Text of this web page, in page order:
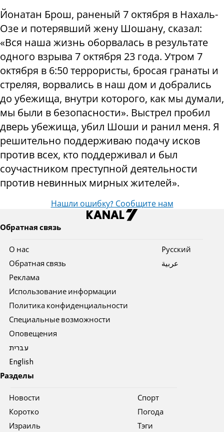
Йонатан Брош, раненый 7 октября в Нахаль-
Озе и потерявший жену Шошану, сказал:
«Вся наша жизнь оборвалась в результате
одного взрыва 7 октября 23 года. Утром 7
октября в 6:50 террористы, бросая гранаты и
стреляя, ворвались в наш дом и добрались
до убежища, внутри которого, как мы думали,
мы были в безопасности». Выстрел пробил
дверь убежища, убил Шоши и ранил меня. Я
решительно поддерживаю подачу исков
против всех, кто поддерживал и был
соучастником преступной деятельности
против невинных мирных жителей».
Нашли ошибку? Сообщите нам
Обратная связь
О нас
Обратная связь
Реклама
Использование информации
Политика конфиденциальности
Специальные возможности
Оповещения
עברית
English
Pусский
عربية
Разделы
Новости
Коротко
Израиль
Спорт
Погода
Тэги